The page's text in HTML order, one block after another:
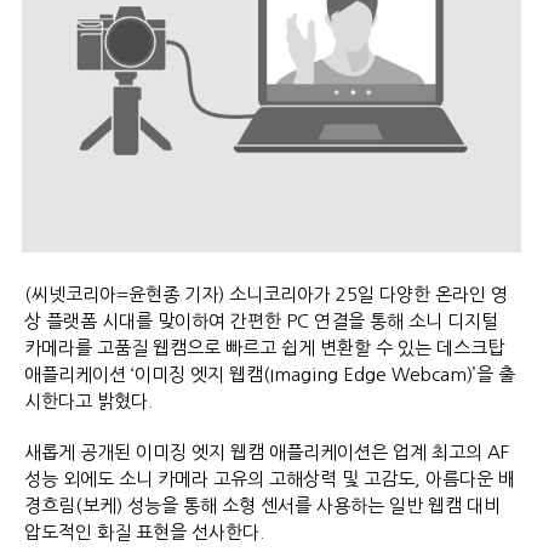
(씨넷코리아=윤현종 기자) 소니코리아가 25일 다양한 온라인 영
상 플랫폼 시대를 맞이하여 간편한 PC 연결을 통해 소니 디지털
카메라를 고품질 웹캠으로 빠르고 쉽게 변환할 수 있는 데스크탑
애플리케이션 ‘이미징 엣지 웹캠(Imaging Edge Webcam)’을 출
시한다고 밝혔다.
새롭게 공개된 이미징 엣지 웹캠 애플리케이션은 업계 최고의 AF
성능 외에도 소니 카메라 고유의 고해상력 및 고감도, 아름다운 배
경흐림(보케) 성능을 통해 소형 센서를 사용하는 일반 웹캠 대비
압도적인 화질 표현을 선사한다.